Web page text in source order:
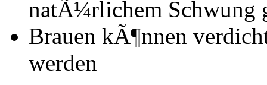
natÃ¼rlichem Schwung
Brauen kÃ¶nnen
werden